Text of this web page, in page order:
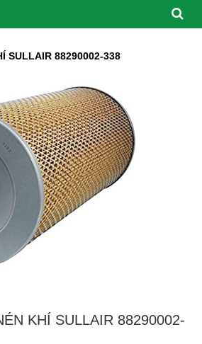
SULLAIR 88290002-338
KHÍ SULLAIR 88290002-